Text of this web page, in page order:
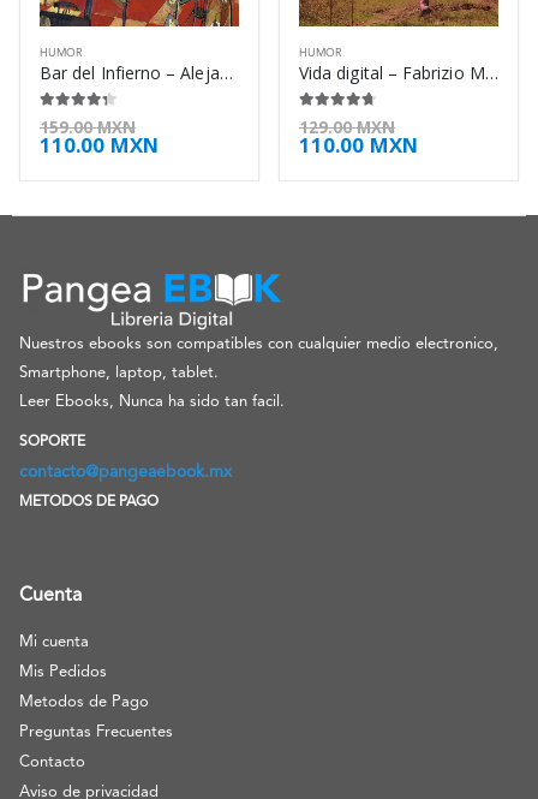
HUMOR
Bar del Infierno – Alejandro Dolina
4.25 de 5
159.00MXN
110.00 MXN
HUMOR
Vida digital – Fabrizio Mejía Madrid
4.63 de 5
129.00MXN
110.00 MXN
Nuestros ebooks son compatibles con cualquier medio electronico,
Smartphone, laptop, tablet.
Leer Ebooks, Nunca ha sido tan facil.
SOPORTE
contacto@pangeaebook.mx
METODOS DE PAGO
Cuenta
Mi cuenta
Mis Pedidos
Metodos de Pago
Preguntas Frecuentes
Contacto
Aviso de privacidad